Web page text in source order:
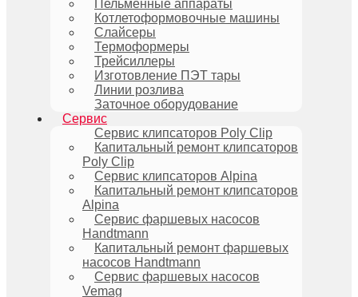
Пельменные аппараты
Котлетоформовочные машины
Слайсеры
Термоформеры
Трейсиллеры
Изготовление ПЭТ тары
Линии розлива
Заточное оборудование
Сервис
Сервис клипсаторов Poly Clip
Капитальный ремонт клипсаторов
Poly Clip
Сервис клипсаторов Alpina
Капитальный ремонт клипсаторов
Alpina
Сервис фаршевых насосов
Handtmann
Капитальный ремонт фаршевых
насосов Handtmann
Сервис фаршевых насосов
Vemag